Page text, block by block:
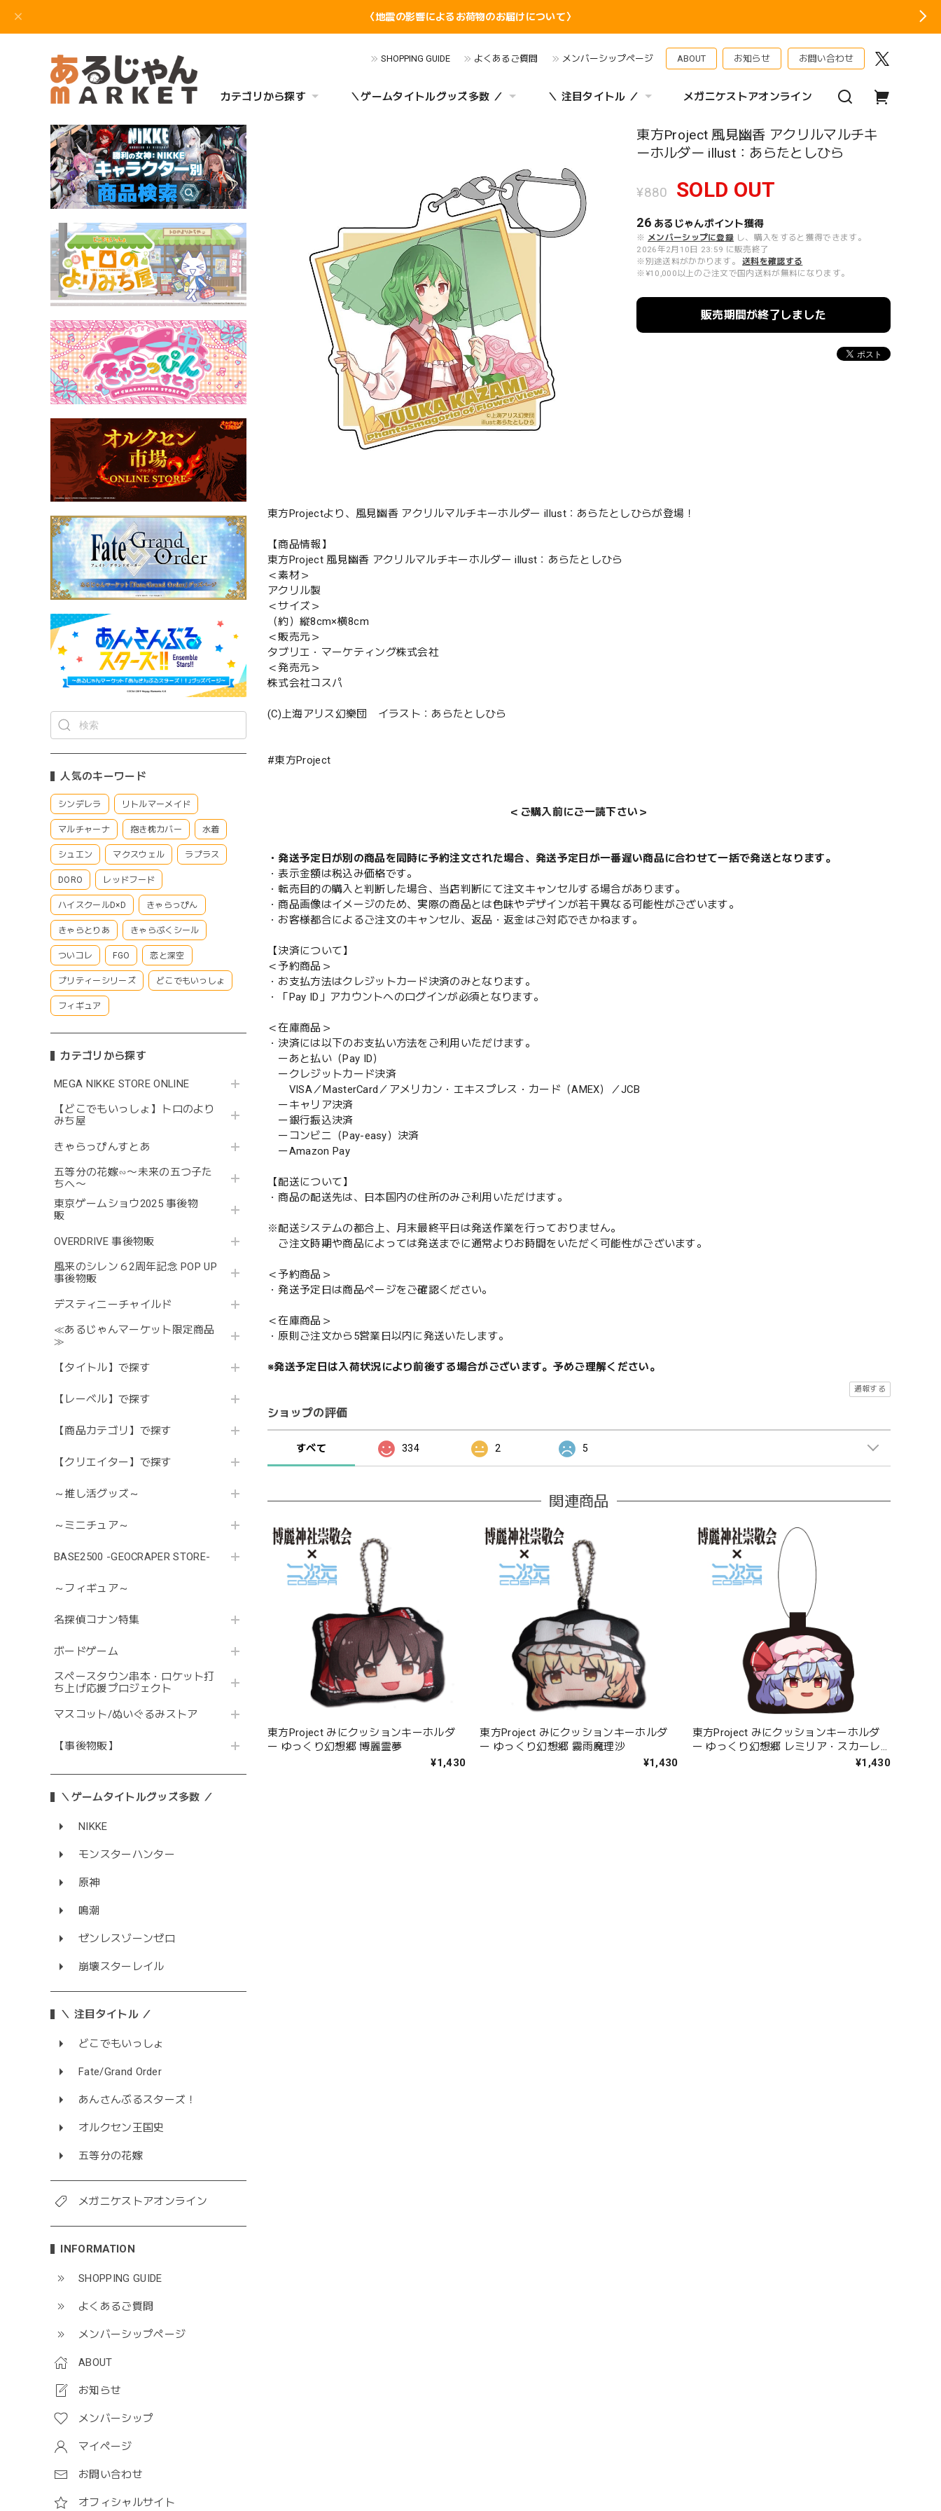
〈地震の影響によるお荷物のお届けについて〉
SHOPPING GUIDE よくあるご質問 メンバーシップページ ABOUT お知らせ お問い合わせ
カテゴリから探す ＼ゲームタイトルグッズ多数 ／ ＼ 注目タイトル ／ メガニケストアオンライン
人気のキーワード
シンデレラ リトルマーメイド
マルチャーナ 抱き枕カバー 水着
シュエン マクスウェル ラプラス
DORO レッドフード
ハイスクールD×D きゃらっぴん
きゃらとりあ きゃらぷくシール
ついコレ FGO 恋と深空
プリティーシリーズ どこでもいっしょ
フィギュア
カテゴリから探す
MEGA NIKKE STORE ONLINE
【どこでもいっしょ】トロのより
みち屋
きゃらっぴんすとあ
五等分の花嫁∽〜未来の五つ子た
ちへ〜
東京ゲームショウ2025 事後物
販
OVERDRIVE 事後物販
風来のシレン６2周年記念 POP UP
事後物販
デスティニーチャイルド
≪あるじゃんマーケット限定商品
≫
【タイトル】で探す
【レーベル】で探す
【商品カテゴリ】で探す
【クリエイター】で探す
～推し活グッズ～
～ミニチュア～
BASE2500 -GEOCRAPER STORE-
～フィギュア～
名探偵コナン特集
ボードゲーム
スペースタウン串本・ロケット打
ち上げ応援プロジェクト
マスコット/ぬいぐるみストア
【事後物販】
＼ゲームタイトルグッズ多数 ／
NIKKE
モンスターハンター
原神
鳴潮
ゼンレスゾーンゼロ
崩壊スターレイル
＼ 注目タイトル ／
どこでもいっしょ
Fate/Grand Order
あんさんぶるスターズ！
オルクセン王国史
五等分の花嫁
メガニケストアオンライン
INFORMATION
SHOPPING GUIDE
よくあるご質問
メンバーシップページ
ABOUT
お知らせ
メンバーシップ
マイページ
お問い合わせ
オフィシャルサイト
東方Project 風見幽香 アクリルマルチキ
ーホルダー illust：あらたとしひら
¥880 SOLD OUT
26 あるじゃんポイント獲得
※ メンバーシップに登録 し、購入をすると獲得できます。
2026年2月10日 23:59 に販売終了
※別途送料がかかります。
送料を確認する
※¥10,000以上のご注文で国内送料が無料になります。
販売期間が終了しました
東方Projectより、風見幽香 アクリルマルチキーホルダー illust：あらたとしひらが登場！
【商品情報】
東方Project 風見幽香 アクリルマルチキーホルダー illust：あらたとしひら
＜素材＞
アクリル製
＜サイズ＞
（約）縦8cm×横8cm
＜販売元＞
タブリエ・マーケティング株式会社
＜発売元＞
株式会社コスパ
(C)上海アリス幻樂団 イラスト：あらたとしひら
#東方Project
＜ご購入前にご一読下さい＞
・発送予定日が別の商品を同時に予約注文された場合、発送予定日が一番遅い商品に合わせて一括で発送となります。
・表示金額は税込み価格です。
・転売目的の購入と判断した場合、当店判断にて注文キャンセルする場合があります。
・商品画像はイメージのため、実際の商品とは色味やデザインが若干異なる可能性がございます。
・お客様都合によるご注文のキャンセル、返品・返金はご対応できかねます。
【決済について】
＜予約商品＞
・お支払方法はクレジットカード決済のみとなります。
・「Pay ID」アカウントへのログインが必須となります。
＜在庫商品＞
・決済には以下のお支払い方法をご利用いただけます。
ーあと払い（Pay ID）
ークレジットカード決済
VISA／MasterCard／アメリカン・エキスプレス・カード（AMEX）／JCB
ーキャリア決済
ー銀行振込決済
ーコンビニ（Pay-easy）決済
ーAmazon Pay
【配送について】
・商品の配送先は、日本国内の住所のみご利用いただけます。
※配送システムの都合上、月末最終平日は発送作業を行っておりません。
ご注文時期や商品によっては発送までに通常よりお時間をいただく可能性がございます。
＜予約商品＞
・発送予定日は商品ページをご確認ください。
＜在庫商品＞
・原則ご注文から5営業日以内に発送いたします。
※発送予定日は入荷状況により前後する場合がございます。予めご理解ください。
通報する
ショップの評価
すべて 334 2 5
関連商品
東方Project みにクッションキーホルダ
ー ゆっくり幻想郷 博麗霊夢
¥1,430
東方Project みにクッションキーホルダ
ー ゆっくり幻想郷 霧雨魔理沙
¥1,430
東方Project みにクッションキーホルダ
ー ゆっくり幻想郷 レミリア・スカーレ
¥1,430